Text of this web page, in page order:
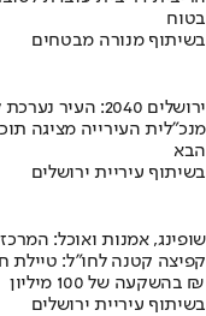
בטוח
בשיתוף מנורה מבטחים
ירושלים 2040: העיר נערכת ל 1.5 מליון תושבים
מנכ"לית העירייה מציגה
הבא
בשיתוף עיריית ירושלים
שופינג, אמנות ואוכל:
קפיצה קטנה לחו"ל: טיילת
בהשקעה של 100 מיליון ₪
בשיתוף עיריית ירושלים